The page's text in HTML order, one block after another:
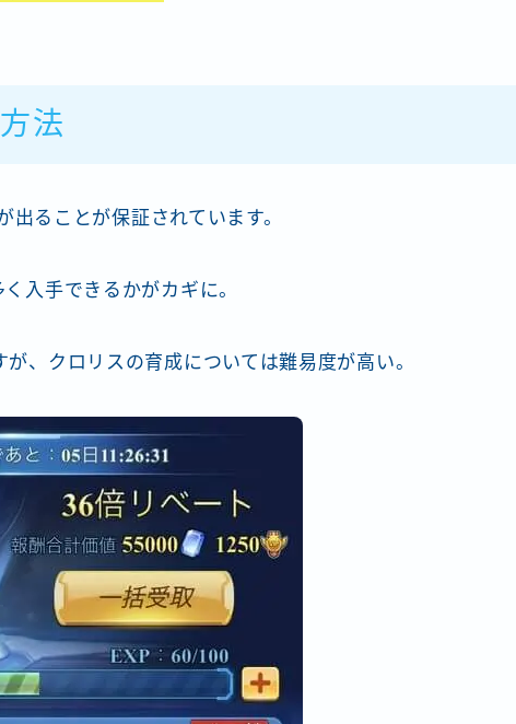
法
ることが保証されています。
入手できるかがカギに。
、クロリスの育成については難易度が高い。